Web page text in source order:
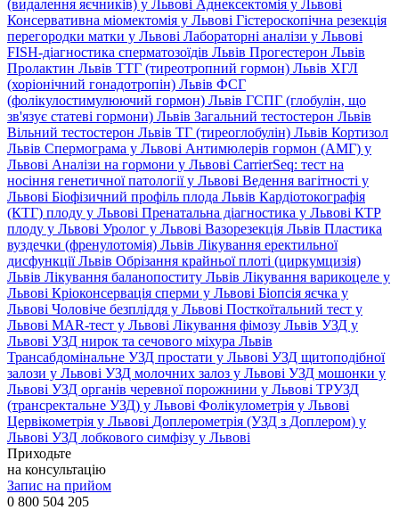
(видалення яєчників) у Львові Аднексектомія у Львові
Консервативна міомектомія у Львові Гістероскопічна резекція
перегородки матки у Львові Лабораторні аналізи у Львові
FISH-діагностика сперматозоїдів Львів Прогестерон Львів
Пролактин Львів ТТГ (тиреотропний гормон) Львів ХГЛ
(хоріонічний гонадотропін) Львів ФСГ
(фолікулостимулюючий гормон) Львів ГСПГ (глобулін, що
зв'язує статеві гормони) Львів Загальний тестостерон Львів
Вільний тестостерон Львів ТГ (тиреоглобулін) Львів Кортизол
Львів Спермограма у Львові Антимюлерів гормон (АМГ) у
Львові Аналізи на гормони у Львові CarrierSeq: тест на
носіння генетичної патології у Львові Ведення вагітності у
Львові Біофізичний профіль плода Львів Кардіотокографія
(КТГ) плоду у Львові Пренатальна діагностика у Львові КТР
плоду у Львові Уролог у Львові Вазорезекція Львів Пластика
вуздечки (френулотомія) Львів Лікування еректильної
дисфункції Львів Обрізання крайньої плоті (циркумцизія)
Львів Лікування баланопоститу Львів Лікування варикоцеле у
Львові Кріоконсервація сперми у Львові Біопсія яєчка у
Львові Чоловіче безпліддя у Львові Посткоїтальний тест у
Львові MAR-тест у Львові Лікування фімозу Львів УЗД у
Львові УЗД нирок та сечового міхура Львів
Трансабдомінальне УЗД простати у Львові УЗД щитоподібної
залози у Львові УЗД молочних залоз у Львові УЗД мошонки у
Львові УЗД органів черевної порожнини у Львові ТРУЗД
(трансректальне УЗД) у Львові Фолікулометрія у Львові
Цервікометрія у Львові Доплерометрія (УЗД з Доплером) у
Львові УЗД лобкового симфізу у Львові
Приходьте
на консультацію
Запис на прийом
0 800 504 205